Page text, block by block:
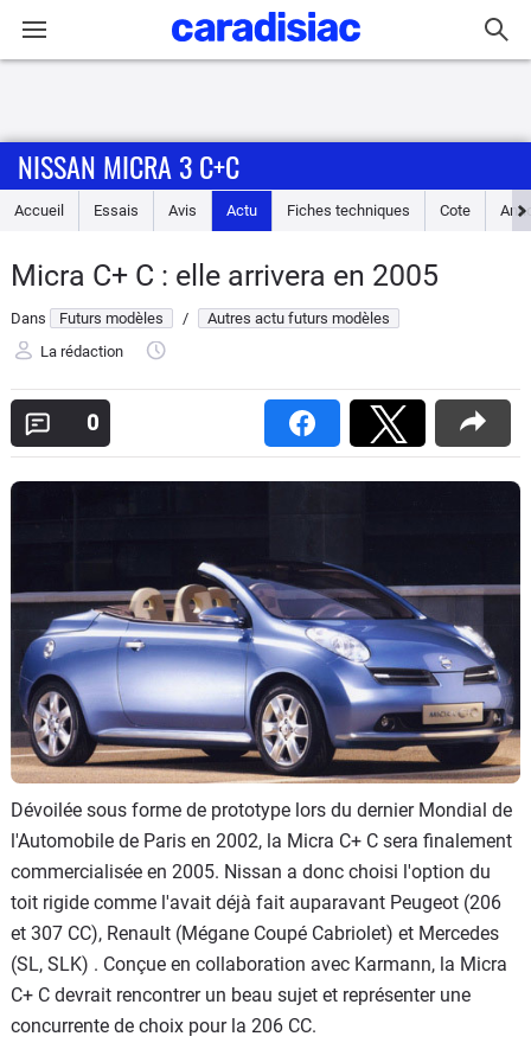
Accueil
Essais
Guide
Electriques
Auto
Services
Forum
Moto
Marques
NISSAN MICRA 3 C+C
Accueil Essais Avis Actu Fiches techniques Cote
Micra C+ C : elle arrivera en 2005
Dans Futurs modèles /
Autres actu futurs modèles
La rédaction
0
Dévoilée sous forme de prototype lors du dernier Mondial de
l'Automobile de Paris en 2002, la Micra C+ C sera finalement
commercialisée en 2005. Nissan a donc choisi l'option du
toit rigide comme l'avait déjà fait auparavant Peugeot (206
et 307 CC), Renault (Mégane Coupé Cabriolet) et Mercedes
(SL, SLK) . Conçue en collaboration avec Karmann, la Micra
C+ C devrait rencontrer un beau sujet et représenter une
concurrente de choix pour la 206 CC.